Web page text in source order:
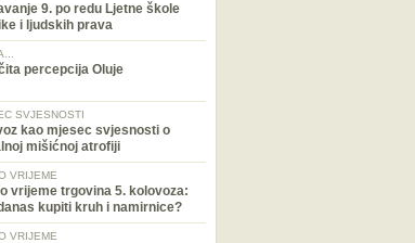
9. po redu Ljetne škole
i ljudskih prava
percepcija Oluje
SVJESNOSTI
kao mjesec svjesnosti o
mišićnoj atrofiji
VRIJEME
vrijeme trgovina 5. kolovoza:
kupiti kruh i namirnice?
VRIJEME